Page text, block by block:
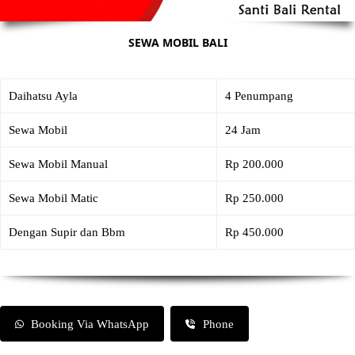
SEWA MOBIL BALI
Daihatsu Ayla 4 Penumpang
Sewa Mobil 24 Jam
Sewa Mobil Manual Rp 200.000
Sewa Mobil Matic Rp 250.000
Dengan Supir dan Bbm Rp 450.000
Booking Via WhatsApp Phone